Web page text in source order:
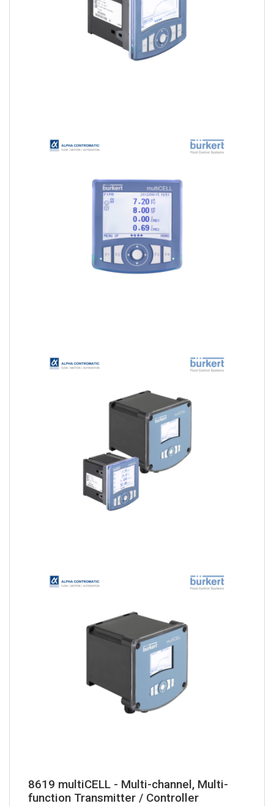
8619 multiCELL - Multi-channel, Multi-
function Transmitter / Controller